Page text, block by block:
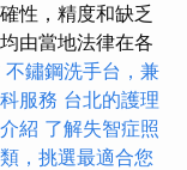
性，精度和缺乏
由當地法律在各
不鏽鋼洗手台，兼
服務 台北的護理
紹 了解失智症照
，挑選最適合您